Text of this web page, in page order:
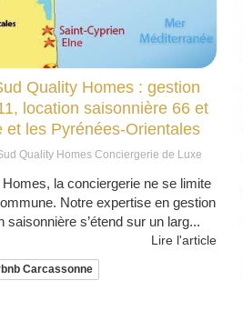
Quality Homes : gestion
location saisonnière 66 et
et les Pyrénées-Orientales
Quality Homes Conciergerie de Luxe
la conciergerie ne se limite
Notre expertise en gestion
saisonnière s’étend sur un larg...
Lire l'article
Carcassonne